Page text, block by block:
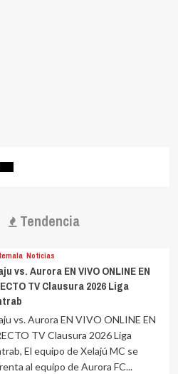
Tendencia
Noticias
vs. Aurora EN VIVO ONLINE EN
TV Clausura 2026 Liga
vs. Aurora EN VIVO ONLINE EN
TV Clausura 2026 Liga
El equipo de Xelajú MC se
al equipo de Aurora FC...